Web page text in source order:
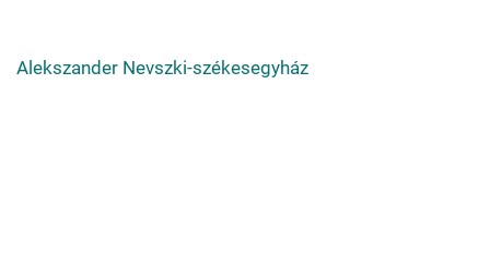
Alekszander Nevszki-székesegyház